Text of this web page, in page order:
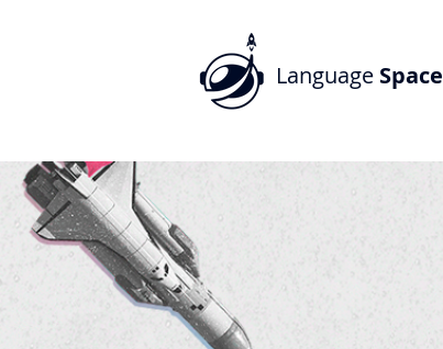
Language Space